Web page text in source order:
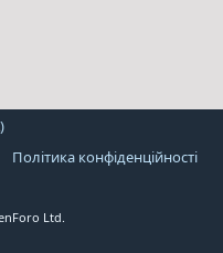
Політика конфіденційності
Ltd.